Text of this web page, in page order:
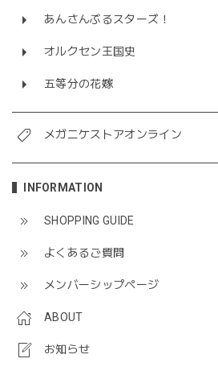
あんさんぶるスターズ！
オルクセン王国史
五等分の花嫁
メガニケストアオンライン
INFORMATION
SHOPPING GUIDE
よくあるご質問
メンバーシップページ
ABOUT
お知らせ